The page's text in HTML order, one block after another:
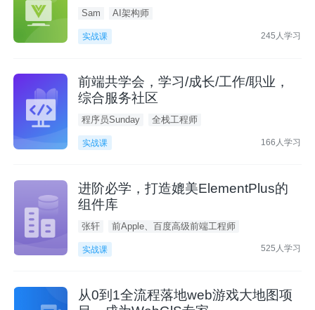
Sam AI架构师
实战课 245人学习
前端共学会，学习/成长/工作/职业，
综合服务社区
程序员Sunday 全栈工程师
实战课 166人学习
进阶必学，打造媲美ElementPlus的
组件库
张轩 前Apple、百度高级前端工程师
实战课 525人学习
从0到1全流程落地web游戏大地图项